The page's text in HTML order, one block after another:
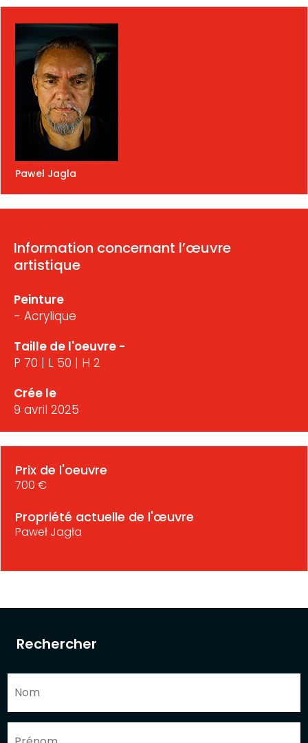
Rechercher
Pawel Jagla
Information concernant l’œuvre
artistique
Peinture
- Acrylique
Taille de l'oeuvre -
P 70 | L 50 | H 2
Crée le
9 avril 2025
Prix de l'oeuvre
700 €
Propriété actuelle de l'œuvre
Paweł Jagła